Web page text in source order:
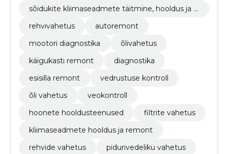
sõidukite kliimaseadmete täitmine, hooldus ja r
rehvivahetus
autoremont
mootori diagnostika
õlivahetus
käigukasti remont
diagnostika
esisilla remont
vedrustuse kontroll
õli vahetus
veokontroll
hoonete hooldusteenused
filtrite vahetus
kliimaseadmete hooldus ja remont
rehvide vahetus
pidurivedeliku vahetus